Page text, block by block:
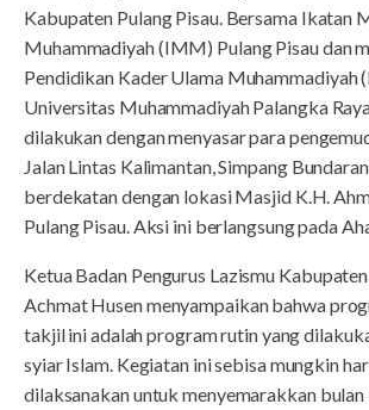
Kabupaten Pulang Pisau. Bersama Ikatan
Muhammadiyah (IMM) Pulang Pisau dan
Pendidikan Kader Ulama Muhammadiyah
Universitas Muhammadiyah Palangka
dilakukan dengan menyasar para
Jalan Lintas Kalimantan, Simpang
berdekatan dengan lokasi Masjid K.H.
Pulang Pisau. Aksi ini berlangsung pada
Ketua Badan Pengurus Lazismu Kabupaten
Achmat Husen menyampaikan bahwa
takjil ini adalah program rutin yang
syiar Islam. Kegiatan ini sebisa mungkin
dilaksanakan untuk menyemarakkan bulan